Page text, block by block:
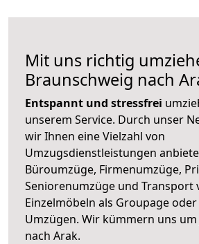
Mit uns richtig
Braunschweig nach
Entspannt und stressfrei
unserem Service. Durch unser
wir Ihnen eine Vielzahl von
Umzugsdienstleistungen
Büroumzüge, Firmenumzüge,
Seniorenumzüge und Transport
Einzelmöbeln als Groupage
Umzügen. Wir kümmern uns
nach Arak.